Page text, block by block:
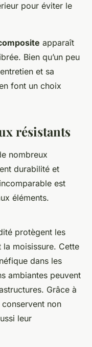
pour éviter le
apparaît
Bien qu’un peu
et sa
font un choix
résistants
nombreux
durabilité et
incomparable est
éléments.
protègent les
moisissure. Cette
dans les
ambiantes peuvent
Grâce à
non
leur